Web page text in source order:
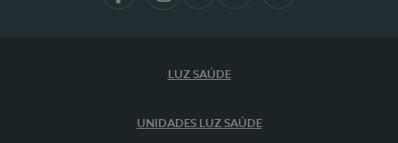
LUZ SAÚDE
UNIDADES LUZ SAÚDE